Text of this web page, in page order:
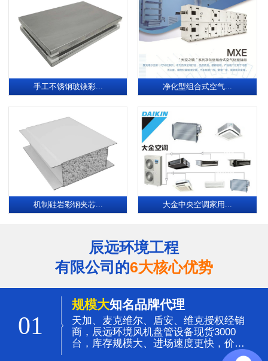
手工不锈钢玻镁彩... 净化型组合式空气...
机制硅岩彩钢夹芯... 大金中央空调家用...
辰远环境工程
有限公司的6大核心优势
01
规模大知名品牌代理
天加、麦克维尔、盾安、维克授权经销
商，辰远环境风机盘管设备现货3000
台，库存规模大、进场速度更快，价格